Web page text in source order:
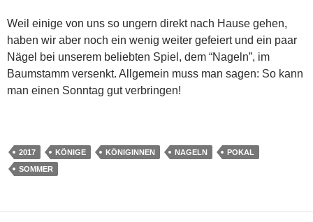
Weil einige von uns so ungern direkt nach Hause gehen,
haben wir aber noch ein wenig weiter gefeiert und ein paar
Nägel bei unserem beliebten Spiel, dem “Nageln”, im
Baumstamm versenkt. Allgemein muss man sagen: So kann
man einen Sonntag gut verbringen!
2017 KÖNIGE KÖNIGINNEN NAGELN
POKAL
SOMMER